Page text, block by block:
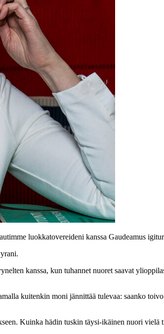
luokkatovereideni kanssa Gaudeamus
kanssa, kun tuhannet nuoret saavat
kuitenkin moni jännittää tulevaa: saanko
Kuinka hädin tuskin täysi-ikäinen nuori vielä